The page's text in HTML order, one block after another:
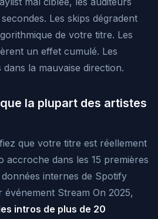
Les skips dégradent
de votre titre. Les
un effet cumulé. Les
la mauvaise direction.
la plupart des artistes
que votre titre est réellement
accroche dans les 15 premières
internes de Spotify
événement Stream On 2025,
intros de plus de 20